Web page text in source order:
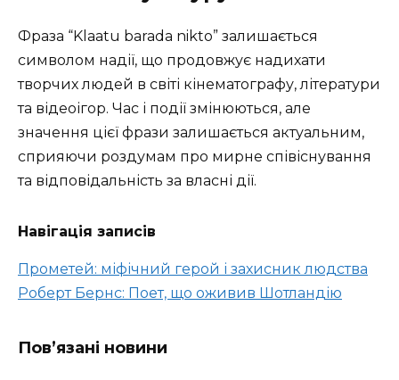
Фраза “Klaatu barada nikto” залишається
символом надії, що продовжує надихати
творчих людей в світі кінематографу, літератури
та відеоігор. Час і події змінюються, але
значення цієї фрази залишається актуальним,
сприяючи роздумам про мирне співіснування
та відповідальність за власні дії.
Навігація записів
Прометей: міфічний герой і захисник людства
Роберт Бернс: Поет, що оживив Шотландію
Пов’язані новини